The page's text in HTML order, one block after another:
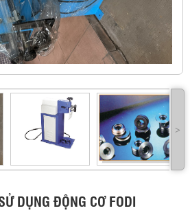
˃
DỤNG ĐỘNG CƠ FODI